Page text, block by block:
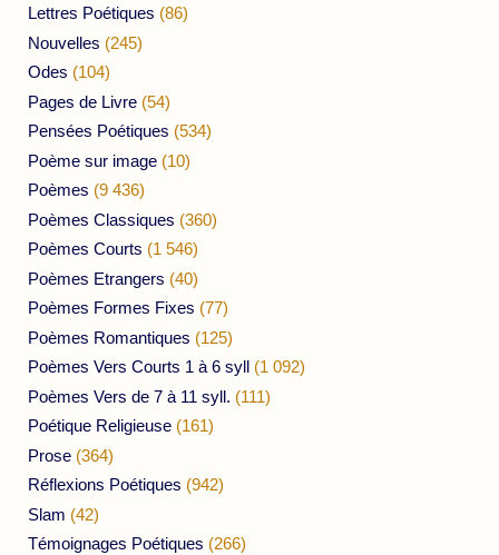
Lettres Poétiques (86)
Nouvelles (245)
Odes (104)
Pages de Livre (54)
Pensées Poétiques (534)
Poème sur image (10)
Poèmes (9 436)
Poèmes Classiques (360)
Poèmes Courts (1 546)
Poèmes Etrangers (40)
Poèmes Formes Fixes (77)
Poèmes Romantiques (125)
Poèmes Vers Courts 1 à 6 syll (1 092)
Poèmes Vers de 7 à 11 syll. (111)
Poétique Religieuse (161)
Prose (364)
Réflexions Poétiques (942)
Slam (42)
Témoignages Poétiques (266)